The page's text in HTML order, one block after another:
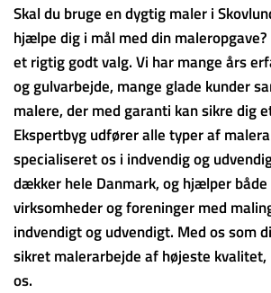
Skal du bruge en dygtig maler i
hjælpe dig i mål med din
et rigtig godt valg. Vi har mange års
og gulvarbejde, mange glade kunder
malere, der med garanti kan sikre dig
Ekspertbyg udfører alle typer af
specialiseret os i indvendig og
dækker hele Danmark, og hjælper
virksomheder og foreninger med
indvendigt og udvendigt. Med os som
sikret malerarbejde af højeste
os.